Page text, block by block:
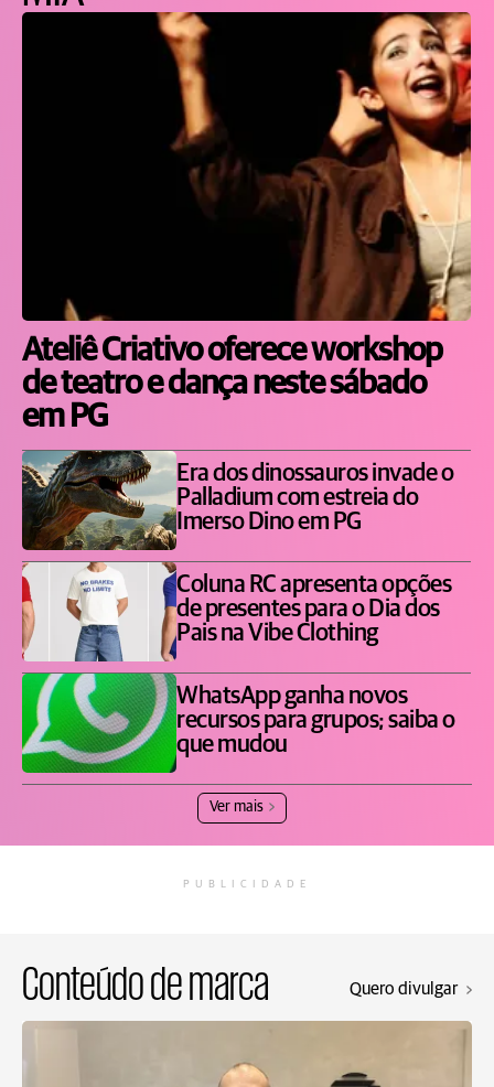
Ateliê Criativo oferece workshop
de teatro e dança neste sábado
em PG
Era dos dinossauros invade o
Palladium com estreia do
Imerso Dino em PG
Coluna RC apresenta opções
de presentes para o Dia dos
Pais na Vibe Clothing
WhatsApp ganha novos
recursos para grupos; saiba o
que mudou
Ver mais
PUBLICIDADE
Conteúdo de marca Quero divulgar